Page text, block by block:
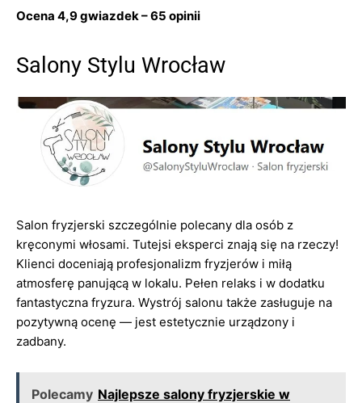
Ocena 4,9 gwiazdek – 65 opinii
Salony Stylu Wrocław
Salon fryzjerski szczególnie polecany dla osób z
kręconymi włosami. Tutejsi eksperci znają się na rzeczy!
Klienci doceniają profesjonalizm fryzjerów i miłą
atmosferę panującą w lokalu. Pełen relaks i w dodatku
fantastyczna fryzura. Wystrój salonu także zasługuje na
pozytywną ocenę — jest estetycznie urządzony i
zadbany.
Polecamy Najlepsze salony fryzjerskie w